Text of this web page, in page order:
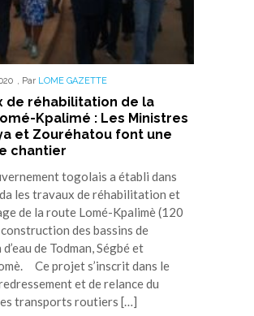
, Par LOME GAZETTE
de réhabilitation de la
Kpalimé : Les Ministres
et Zouréhatou font une
chantier
togolais a établi dans
les travaux de réhabilitation et
de la route Lomé-Kpalimè (120
des bassins de
de Todman, Ségbé et
Ce projet s’inscrit dans le
et de relance du
transports routiers […]